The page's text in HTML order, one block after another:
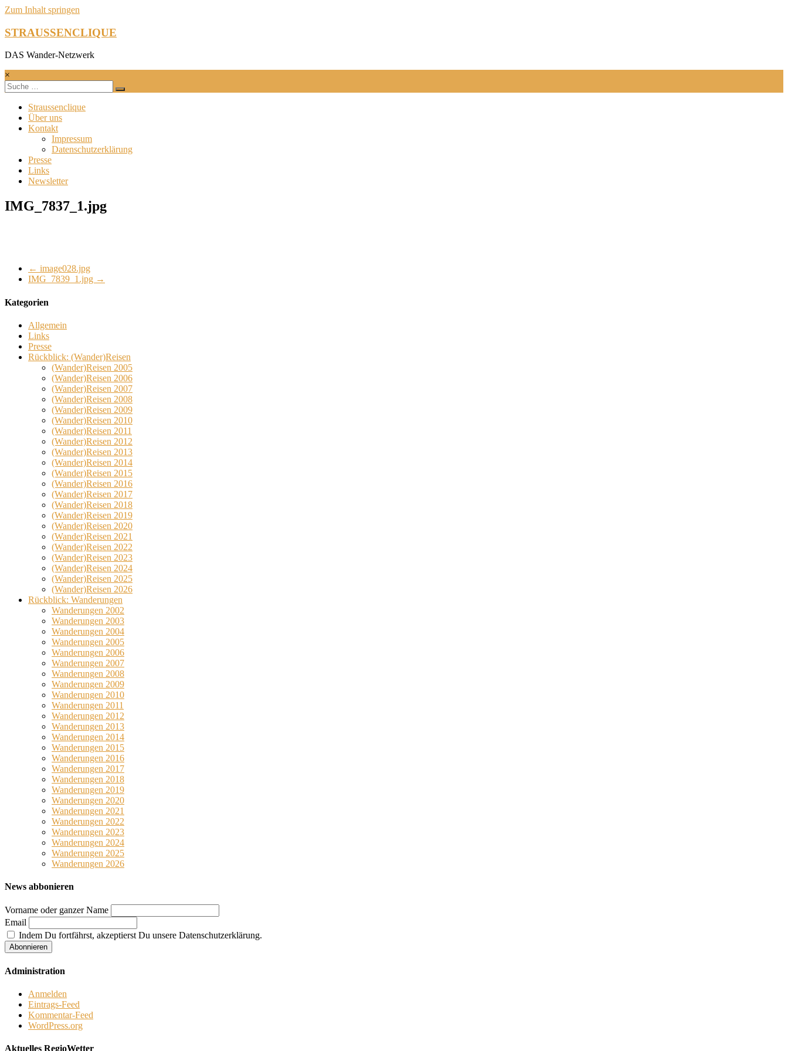
Zum Inhalt springen
STRAUSSENCLIQUE
DAS Wander-Netzwerk
×
Straussenclique
Über uns
Kontakt
Impressum
Datenschutzerklärung
Presse
Links
Newsletter
IMG_7837_1.jpg
← image028.jpg
IMG_7839_1.jpg →
Kategorien
Allgemein
Links
Presse
Rückblick: (Wander)Reisen
(Wander)Reisen 2005
(Wander)Reisen 2006
(Wander)Reisen 2007
(Wander)Reisen 2008
(Wander)Reisen 2009
(Wander)Reisen 2010
(Wander)Reisen 2011
(Wander)Reisen 2012
(Wander)Reisen 2013
(Wander)Reisen 2014
(Wander)Reisen 2015
(Wander)Reisen 2016
(Wander)Reisen 2017
(Wander)Reisen 2018
(Wander)Reisen 2019
(Wander)Reisen 2020
(Wander)Reisen 2021
(Wander)Reisen 2022
(Wander)Reisen 2023
(Wander)Reisen 2024
(Wander)Reisen 2025
(Wander)Reisen 2026
Rückblick: Wanderungen
Wanderungen 2002
Wanderungen 2003
Wanderungen 2004
Wanderungen 2005
Wanderungen 2006
Wanderungen 2007
Wanderungen 2008
Wanderungen 2009
Wanderungen 2010
Wanderungen 2011
Wanderungen 2012
Wanderungen 2013
Wanderungen 2014
Wanderungen 2015
Wanderungen 2016
Wanderungen 2017
Wanderungen 2018
Wanderungen 2019
Wanderungen 2020
Wanderungen 2021
Wanderungen 2022
Wanderungen 2023
Wanderungen 2024
Wanderungen 2025
Wanderungen 2026
News abbonieren
Vorname oder ganzer Name
Email
Indem Du fortfährst, akzeptierst Du unsere Datenschutzerklärung.
Administration
Anmelden
Eintrags-Feed
Kommentar-Feed
WordPress.org
Aktuelles RegioWetter